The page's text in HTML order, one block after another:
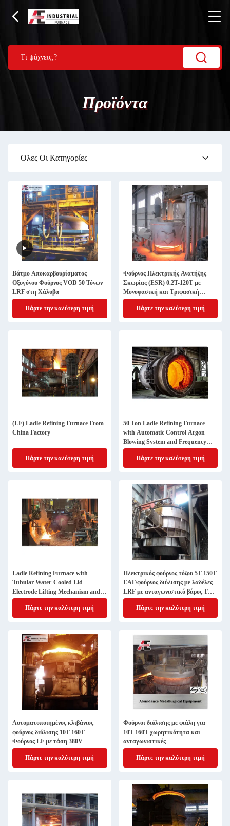
Προϊόντα
Όλες Οι Κατηγορίες
Βάτμο Αποκαρβουρίσματος
Οξυγόνου Φούρνος VOD 50 Τόνων
LRF στη Χάλυβα
Πάρτε την καλύτερη τιμή
Φούρνος Ηλεκτρικής Ανατήξης
Σκωρίας (ESR) 0.2T-120T με
Μονοφασική και Τριφασική
λειτουργία για την παραγωγή
ειδικού χάλυβα κράματος και 1
έτος εγγύηση
Πάρτε την καλύτερη τιμή
(LF) Ladle Refining Furnace From
China Factory
Πάρτε την καλύτερη τιμή
50 Ton Ladle Refining Furnace
with Automatic Control Argon
Blowing System and Frequency
Control Ladle Car for Steel Making
Manufacture
Πάρτε την καλύτερη τιμή
Ladle Refining Furnace with
Tubular Water-Cooled Lid
Electrode Lifting Mechanism and
Energy-Saving Large Current
SystemΠάρτε την καλύτερη τιμή
Ηλεκτρικός φούρνος τόξου 5T-150T
EAF/φούρνος διύλισης με λαδέλες
LRF με ανταγωνιστικό βάρος T
100 T
Πάρτε την καλύτερη τιμή
Αυτοματοποιημένος κλιβάνιος
φούρνος διύλισης 10T-160T
Φούρνος LF με τάση 380V
Πάρτε την καλύτερη τιμή
Φούρνοι διύλισης με φιάλη για
10T-160T χωρητικότητα και
ανταγωνιστικές
Πάρτε την καλύτερη τιμή